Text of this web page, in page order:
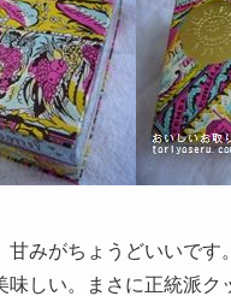
甘みがちょうどいいで
味しい。まさに正統派